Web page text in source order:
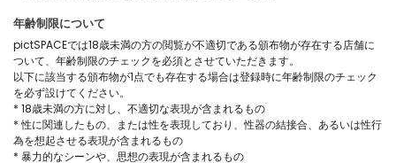
年齢制限について
pictSPACEでは18歳未満の方の閲覧が不適切である頒布物が存在する店舗に
ついて、年齢制限のチェックを必須とさせていただきます。
以下に該当する頒布物が1点でも存在する場合は登録時に年齢制限のチェック
を必ず設けてください。
* 18歳未満の方に対し、不適切な表現が含まれるもの
* 性に関連したもの、または性を表現しており、性器の結接合、あるいは性行
為を想起させる表現が含まれるもの
* 暴力的なシーンや、思想の表現が含まれるもの